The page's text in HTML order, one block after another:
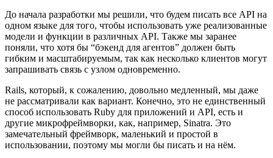
До начала разработки мы решили, что будем писать все API на
одном языке для того, чтобы использовать уже реализованные
модели и функции в различных API. Также мы заранее
поняли, что хотя бы “бэкенд для агентов” должен быть
гибким и масштабируемым, так как несколько клиентов могут
запрашивать связь с узлом одновременно.
Rails, который, к сожалению, довольно медленный, мы даже
не рассматривали как вариант. Конечно, это не единственный
способ использовать Ruby для приложений и API, есть и
другие микрофреймворки, как, например, Sinatra. Это
замечательный фреймворк, маленький и простой в
использовании, поэтому мы могли бы писать и на нём.